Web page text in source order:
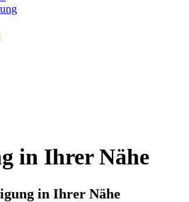
in Ihrer Nähe
in Ihrer Nähe